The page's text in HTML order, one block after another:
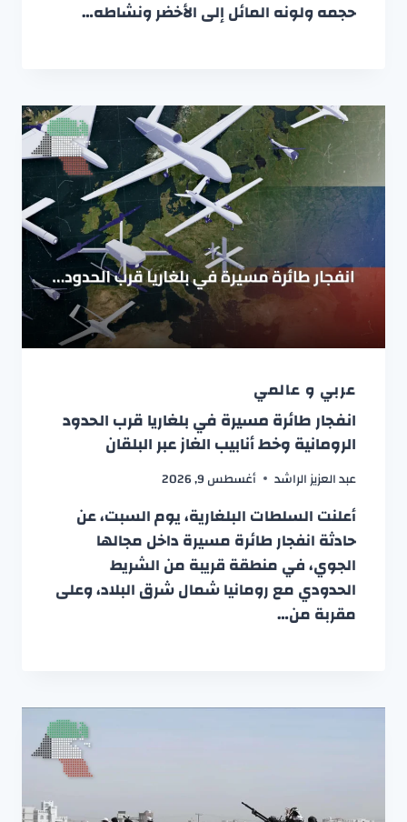
حجمه ولونه المائل إلى الأخضر ونشاطه…
عربي و عالمي
انفجار طائرة مسيرة في بلغاريا قرب الحدود
الرومانية وخط أنابيب الغاز عبر البلقان
عبد العزيز الراشد أغسطس 9, 2026
أعلنت السلطات البلغارية، يوم السبت، عن
حادثة انفجار طائرة مسيرة داخل مجالها
الجوي، في منطقة قريبة من الشريط
الحدودي مع رومانيا شمال شرق البلاد، وعلى
مقربة من…